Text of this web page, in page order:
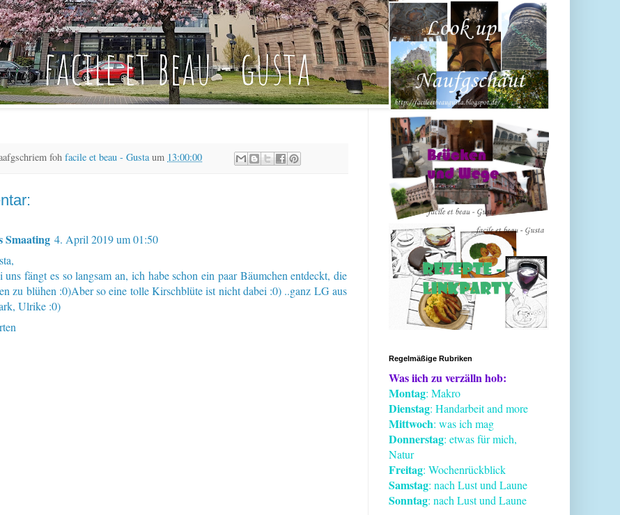
foh facile et beau - Gusta um 13:00:00
Smaating 4. April 2019 um 01:50
uns fängt es so langsam an, ich habe schon ein paar Bäumchen entdeckt, die
zu blühen :0)Aber so eine tolle Kirschblüte ist nicht dabei :0) ..ganz LG aus
Ulrike :0)
Regelmäßige Rubriken
Was iich zu verzälln hob:
Montag: Makro
Dienstag: Handarbeit and more
Mittwoch: was ich mag
Donnerstag: etwas für mich,
Natur
Freitag: Wochenrückblick
Samstag: nach Lust und Laune
Sonntag: nach Lust und Laune